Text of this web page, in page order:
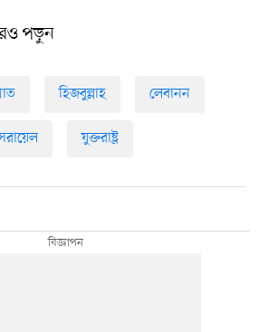
পড়ুন
হিজবুল্লাহ লেবানন
যুক্তরাষ্ট্র